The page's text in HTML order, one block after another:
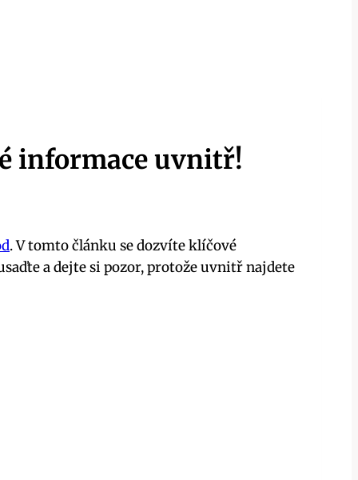
informace uvnitř!
. V tomto článku se dozvíte klíčové
a dejte si pozor, protože uvnitř najdete